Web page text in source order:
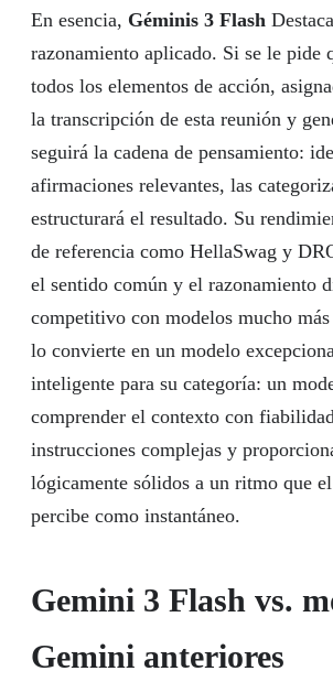
En esencia, Géminis 3 Flash
razonamiento aplicado. Si se le pide
todos los elementos de acción,
la transcripción de esta reunión y
seguirá la cadena de pensamiento:
afirmaciones relevantes, las
estructurará el resultado. Su
de referencia como HellaSwag y
el sentido común y el razonamiento
competitivo con modelos mucho
lo convierte en un modelo
inteligente para su categoría: un
comprender el contexto con
instrucciones complejas y
lógicamente sólidos a un ritmo que
percibe como instantáneo.
Gemini 3 Flash vs.
Gemini anteriores